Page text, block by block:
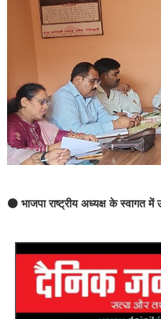
⚫ भाजपा राष्ट्रीय अध्यक्ष के स्वागत